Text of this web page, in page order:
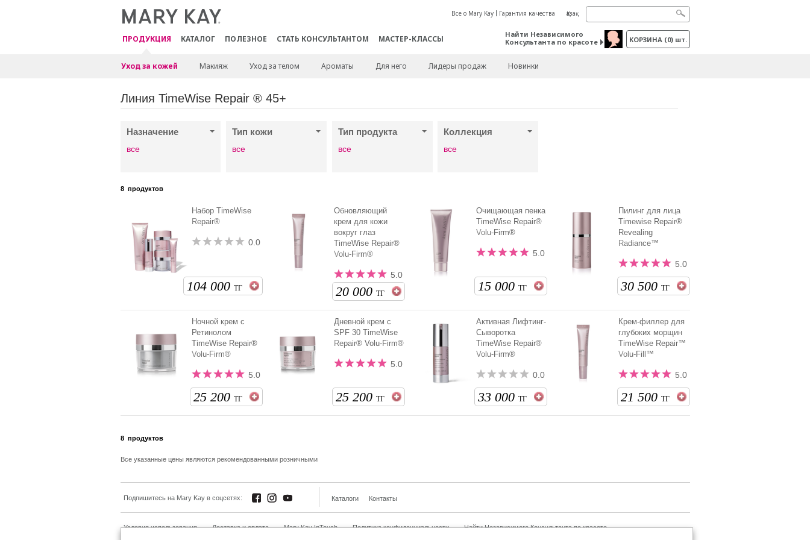
ПРОДУКЦИЯ КАТАЛОГ ПОЛЕЗНОЕ СТАТЬ КОНСУЛЬТАНТОМ МАСТЕР-КЛАССЫ
Все о Mary Kay Гарантия качества Қазақ
Найти Независимого
Консультанта по красоте
КОРЗИНА (0) шт.
Уход за кожей Макияж Уход за телом Ароматы Для него Лидеры продаж Новинки
Линия TimeWise Repair ® 45+
Назначение
все
Тип кожи
все
Тип продукта
все
Коллекция
все
8продуктов
Набор TimeWise
Repair®
0.0
104 000 ТГ
Обновляющий
крем для кожи
вокруг глаз
TimeWise Repair®
Volu-Firm®
5.0
20 000 ТГ
Очищающая пенка
TimeWise Repair®
Volu-Firm®
5.0
15 000ТГ
Пилинг для лица
Timewise Repair®
Revealing
Radiance™
5.0
30 500 ТГ
Ночной крем с
Ретинолом
TimeWise Repair®
Volu-Firm®
5.0
25 200 ТГ
Дневной крем с
SPF 30 TimeWise
Repair® Volu-Firm®
5.0
25 200 ТГ
Активная Лифтинг-
Сыворотка
TimeWise Repair®
Volu-Firm®
0.0
33 000ТГ
Крем-филлер для
глубоких морщин
TimeWise Repair™
Volu-Fill™
5.0
21 500 ТГ
8продуктов
Все указанные цены являются рекомендованными розничными
Подпишитесь на Mary Kay в соцсетях: Каталоги Контакты
Условия использования Доставка и оплата Mary Kay InTouch Политика конфиденциальности Найти Независимого Консультанта по красоте